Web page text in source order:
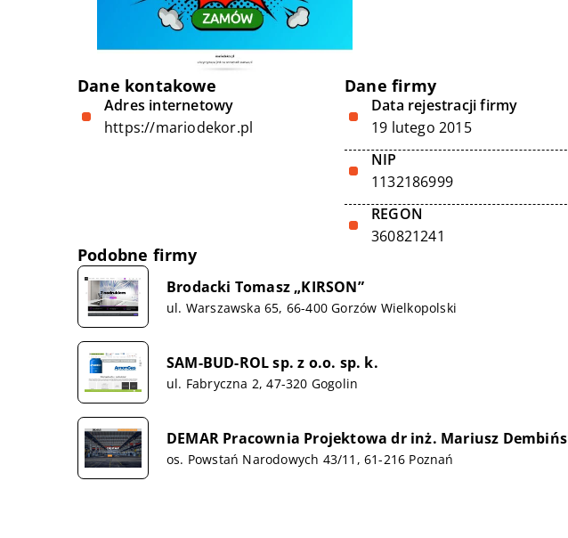
Dane kontakowe
Adres internetowy
https://mariodekor.pl
Dane firmy
Data rejestracji firmy
19 lutego 2015
NIP
1132186999
REGON
360821241
Podobne firmy
Brodacki Tomasz „KIRSON”
ul. Warszawska 65, 66-400 Gorzów Wielkopolski
SAM-BUD-ROL sp. z o.o. sp. k.
ul. Fabryczna 2, 47-320 Gogolin
DEMAR Pracownia Projektowa dr inż. Mariusz
os. Powstań Narodowych 43/11, 61-216 Poznań